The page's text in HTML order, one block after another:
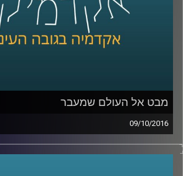
מבט אל העולם שמעבר
09/10/2016
בטקסט "הקדמה לפרק חלק"